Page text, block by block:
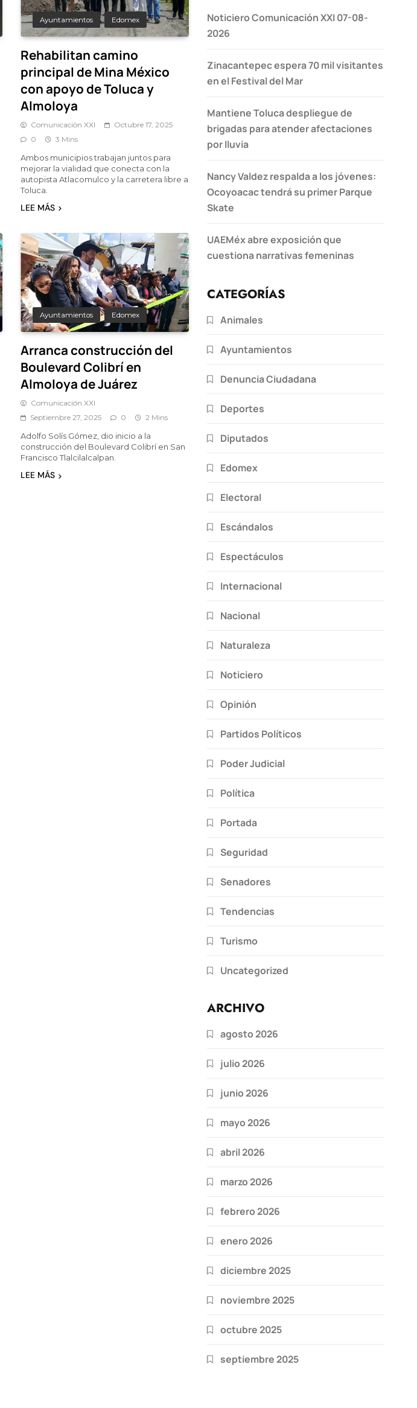
Ayuntamientos Edomex
Rehabilitan camino
principal de Mina México
con apoyo de Toluca y
Almoloya
Comunicación XXI
Octubre 17, 2025
0
3 Mins
Ambos municipios trabajan juntos para
mejorar la vialidad que conecta con la
autopista Atlacomulco y la carretera libre a
Toluca.
LEE MÁS
Ayuntamientos Edomex
Arranca construcción del
Boulevard Colibrí en
Almoloya de Juárez
Comunicación XXI
Septiembre 27, 2025
0 2 Mins
Adolfo Solís Gómez, dio inicio a la
construcción del Boulevard Colibrí en San
Francisco Tlalcilalcalpan.
LEE MÁS
Noticiero Comunicación XXI 07-08-
2026
Zinacantepec espera 70 mil visitantes
en el Festival del Mar
Mantiene Toluca despliegue de
brigadas para atender afectaciones
por lluvia
Nancy Valdez respalda a los jóvenes:
Ocoyoacac tendrá su primer Parque
Skate
UAEMéx abre exposición que
cuestiona narrativas femeninas
CATEGORÍAS
Animales
Ayuntamientos
Denuncia Ciudadana
Deportes
Diputados
Edomex
Electoral
Escándalos
Espectáculos
Internacional
Nacional
Naturaleza
Noticiero
Opinión
Partidos Políticos
Poder Judicial
Política
Portada
Seguridad
Senadores
Tendencias
Turismo
Uncategorized
ARCHIVO
agosto 2026
julio 2026
junio 2026
mayo 2026
abril 2026
marzo 2026
febrero 2026
enero 2026
diciembre 2025
noviembre 2025
octubre 2025
septiembre 2025